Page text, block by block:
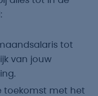
tot
van jouw
toekomst met het